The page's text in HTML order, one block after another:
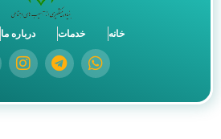
خانه خدمات درباره ما